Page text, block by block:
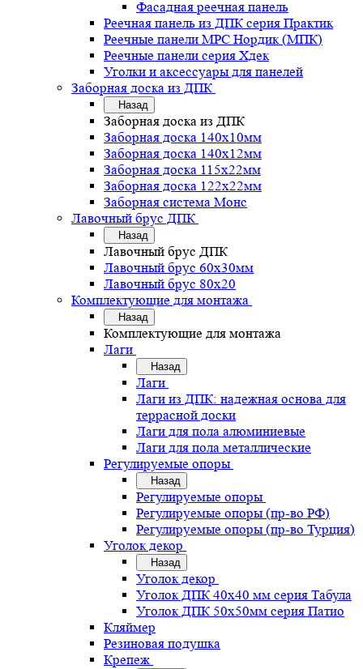
Фасадная реечная панель
Реечная панель из ДПК серия Практик
Реечные панели MPC Нордик (МПК)
Реечные панели серия Хдек
Уголки и аксессуары для панелей
Заборная доска из ДПК
Назад
Заборная доска из ДПК
Заборная доска 140х10мм
Заборная доска 140х12мм
Заборная доска 115х22мм
Заборная доска 122х22мм
Заборная система Монс
Лавочный брус ДПК
Назад
Лавочный брус ДПК
Лавочный брус 60х30мм
Лавочный брус 80х20
Комплектующие для монтажа
Назад
Комплектующие для монтажа
Лаги
Назад
Лаги
Лаги из ДПК: надежная основа для
террасной доски
Лаги для пола алюминиевые
Лаги для пола металлические
Регулируемые опоры
Назад
Регулируемые опоры
Регулируемые опоры (пр-во РФ)
Регулируемые опоры (пр-во Турция)
Уголок декор
Назад
Уголок декор
Уголок ДПК 40х40 мм серия Табула
Уголок ДПК 50х50мм серия Патио
Кляймер
Резиновая подушка
Крепеж